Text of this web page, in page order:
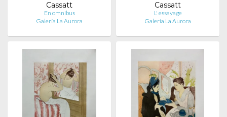
Cassatt
En omnibus
Galería La Aurora
Cassatt
L' essayage
Galería La Aurora